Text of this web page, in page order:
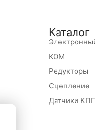
Каталог
КОМ
Редукторы
Сцепление
Датчики КПП